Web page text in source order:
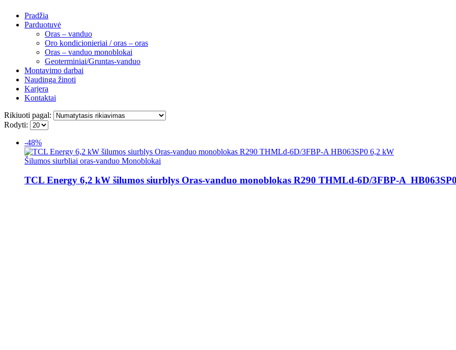
Pradžia
Parduotuvė
Oras – vanduo
Oro kondicionieriai / oras – oras
Oras – vanduo monoblokai
Geoterminiai/Gruntas-vanduo
Montavimo darbai
Naudinga žinoti
Karjera
Kontaktai
Rikiuoti pagal:
Rodyti:
-48%
Šilumos siurbliai oras-vanduo Monoblokai
TCL Energy 6,2 kW šilumos siurblys Oras-vanduo monoblokas R290 THMLd-6D/3FBP-A